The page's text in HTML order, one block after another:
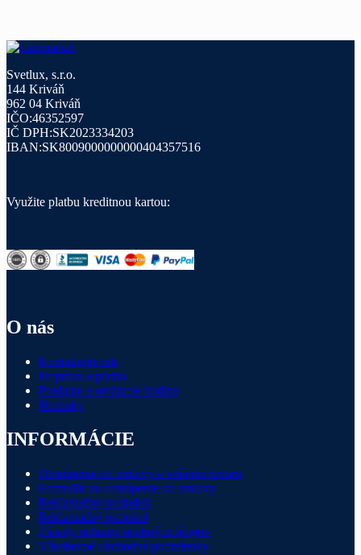
Svetlux, s.r.o.
144 Kriváň
962 04 Kriváň
IČO:46352597
IČ DPH:SK2023334203
IBAN:SK8009000000000404357516
Využite platbu kreditnou kartou:
O nás
Kontaktujte nás
Doprava a platba
Predajne a otváracie hodiny
Novinky
INFORMÁCIE
Odstúpenie od zmluvy a vrátenie tovaru
Formulár na odstúpenie od zmluvy
Reklamačný poriadok
Reklamačný protokol
Zásady ochrany osobných údajov
Všeobecné obchodné podmienky